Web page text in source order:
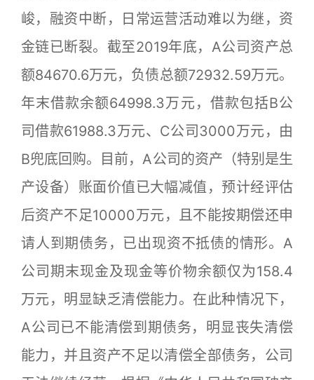
峻，融资中断，日常运营活动难以为继，资
金链已断裂。截至2019年底，A公司资产总
额84670.6万元，负债总额72932.59万元。
年末借款余额64998.3万元，借款包括B公
司借款61988.3万元、C公司3000万元，由
B兜底回购。目前，A公司的资产（特别是生
产设备）账面价值已大幅减值，预计经评估
后资产不足10000万元，且不能按期偿还申
请人到期债务，已出现资不抵债的情形。A
公司期末现金及现金等价物余额仅为158.4
万元，明显缺乏清偿能力。在此种情况下，
A公司已不能清偿到期债务，明显丧失清偿
能力，并且资产不足以清偿全部债务，公司